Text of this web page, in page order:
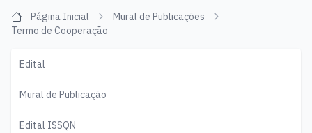
Página Inicial
Mural de Publicações
Termo de Cooperação
Edital
Mural de Publicação
Edital ISSQN